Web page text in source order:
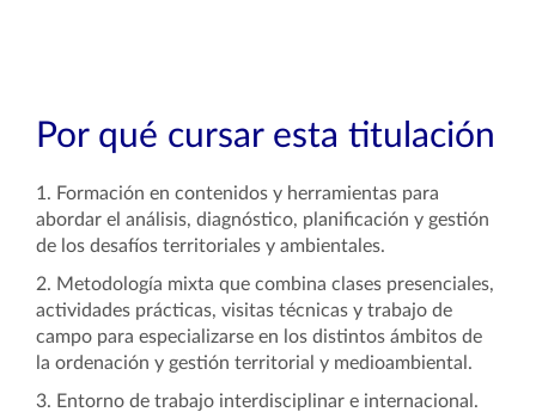
Por qué cursar esta titulación
1. Formación en contenidos y herramientas para
abordar el análisis, diagnóstico, planificación y gestión
de los desafíos territoriales y ambientales.
2. Metodología mixta que combina clases presenciales,
actividades prácticas, visitas técnicas y trabajo de
campo para especializarse en los distintos ámbitos de
la ordenación y gestión territorial y medioambiental.
3. Entorno de trabajo interdisciplinar e internacional.